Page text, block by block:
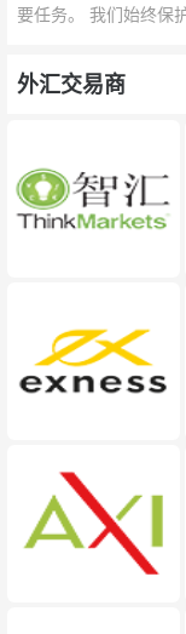
要任务。 我们始终保
外汇交易商